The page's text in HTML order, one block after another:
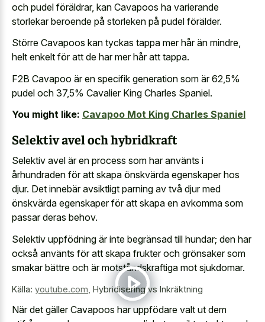
och pudel föräldrar, kan Cavapoos ha varierande
storlekar beroende på storleken på pudel förälder.
Större Cavapoos kan tyckas tappa mer hår än mindre,
helt enkelt för att de har mer hår att tappa.
F2B Cavapoo är en specifik generation som är 62,5%
pudel och 37,5% Cavalier King Charles Spaniel.
You might like: Cavapoo Mot King Charles Spaniel
Selektiv avel och hybridkraft
Selektiv avel är en process som har använts i
århundraden för att skapa önskvärda egenskaper hos
djur. Det innebär avsiktligt parning av två djur med
önskvärda egenskaper för att skapa en avkomma som
passar deras behov.
Selektiv uppfödning är inte begränsad till hundar; den har
också använts för att skapa frukter och grönsaker som
smakar bättre och är motståndskraftiga mot sjukdomar.
Källa: youtube.com Hybridisering vs Inkräktning
När det gäller Cavapoos har uppfödare valt ut dem